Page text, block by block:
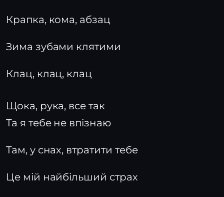
Крапка, кома, абзац
Зима зубами клятими
Клац, клац, клац
Щока, рука, все так
Та я тебе не впізнаю
Там, у снах, втратити тебе
Це мій найбільший страх